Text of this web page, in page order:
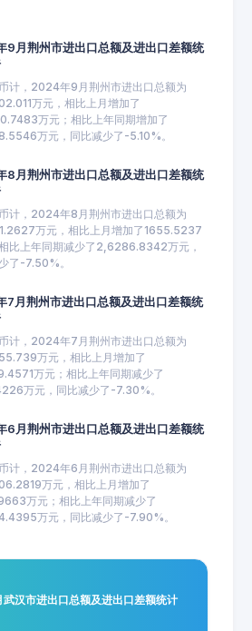
9月荆州市进出口总额及进出口差额统
计，2024年9月荆州市进出口总额为
万元，相比上月增加了
万元；相比上年同期增加了
万元，同比减少了-5.10%。
8月荆州市进出口总额及进出口差额统
计，2024年8月荆州市进出口总额为
万元，相比上月增加了1655.5237
比上年同期减少了2,6286.8342万元，
了-7.50%。
7月荆州市进出口总额及进出口差额统
计，2024年7月荆州市进出口总额为
万元，相比上月增加了
万元；相比上年同期减少了
万元，同比减少了-7.30%。
6月荆州市进出口总额及进出口差额统
计，2024年6月荆州市进出口总额为
万元，相比上月增加了
万元；相比上年同期减少了
万元，同比减少了-7.90%。
汉市进出口总额及进出口差额统计